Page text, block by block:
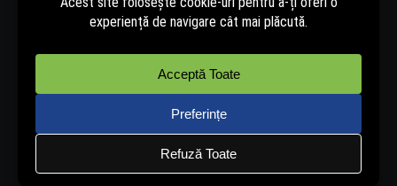
Cine este Rovision?